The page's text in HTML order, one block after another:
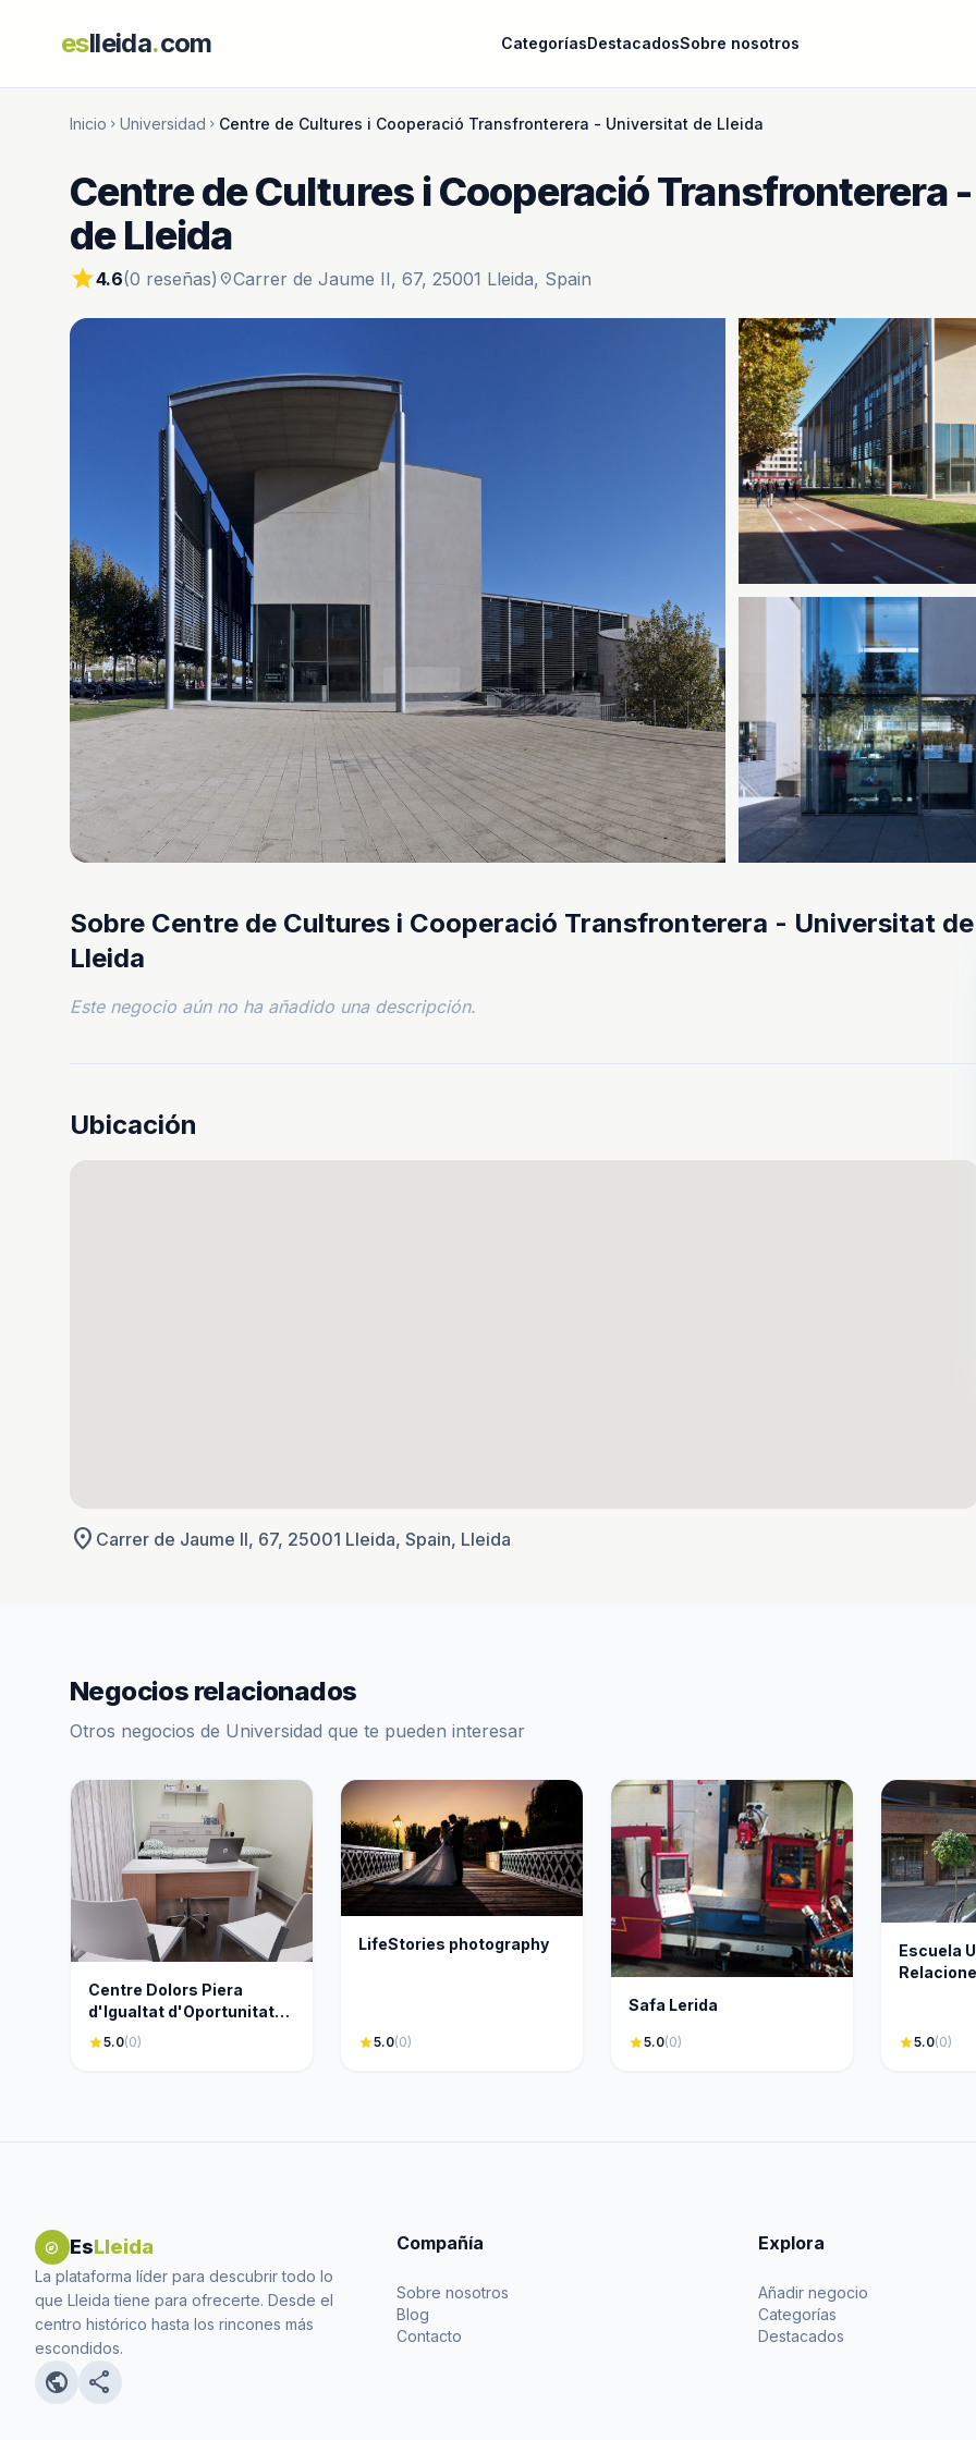
eslleida.com CategoríasDestacadosSobre nosotros
Inicio chevron_right Universidad chevron_right Centre de Cultures i Cooperació Transfronterera - Universitat de Lleida
Centre de Cultures i Cooperació Transfronterera
de Lleida
star4.6(0 reseñas) location_onCarrer de Jaume II, 67, 25001 Lleida, Spain
Sobre Centre de Cultures i Cooperació Transfronterera - Universitat de
Lleida
Este negocio aún no ha añadido una descripción.
Ubicación
location_on Carrer de Jaume II, 67, 25001 Lleida, Spain, Lleida
Negocios relacionados
Otros negocios de Universidad que te pueden interesar
Centre Dolors Piera
d'Igualtat d'Oportunitats i
Promoció de les Dones -
star5.0(0)
LifeStories photography
star5.0(0)
Safa Lerida
star5.0(0)
Escuela
star5.0(0)
explore EsLleida
La plataforma líder para descubrir todo lo
que Lleida tiene para ofrecerte. Desde el
centro histórico hasta los rincones más
escondidos.
public share
Compañía
Sobre nosotros
Blog
Contacto
Explora
Añadir negocio
Categorías
Destacados